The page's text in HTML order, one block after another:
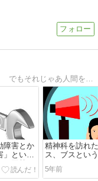
障害とか
」という
同義
精神科を訪れ
ス、ブスとい
てきて、うる
いので、整形
5年前